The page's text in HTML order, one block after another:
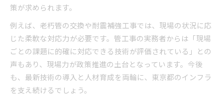
策が求められます。
例えば、老朽管の交換や耐震補強工事では、現場の状況に応
じた柔軟な対応力が必要です。管工事の実務者からは「現場
ごとの課題に的確に対応できる技術が評価されている」との
声もあり、現場力が政策推進の土台となっています。今後
も、最新技術の導入と人材育成を両輪に、東京都のインフラ
を支え続けるでしょう。